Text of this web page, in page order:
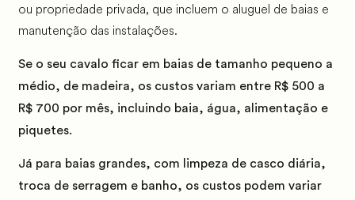
ou propriedade privada, que incluem o aluguel de baias e
manutenção das instalações.
Se o seu cavalo ficar em baias de tamanho pequeno a
médio, de madeira, os custos variam entre R$ 500 a
R$ 700 por mês, incluindo baia, água, alimentação e
piquetes.
Já para baias grandes, com limpeza de casco diária,
troca de serragem e banho, os custos podem variar